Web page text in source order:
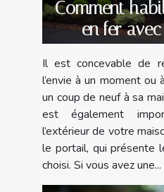
Comment
en fer
Il est concevable de
l’envie à un moment
un coup de neuf à sa
est également
l’extérieur de votre
le portail, qui présente
choisi. Si vous avez une...